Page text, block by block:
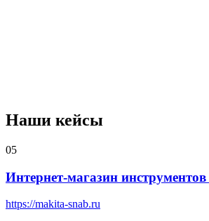
Наши кейсы
05
Интернет-магазин
https://makita-snab.ru